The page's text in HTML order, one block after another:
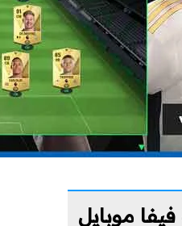
موبايل